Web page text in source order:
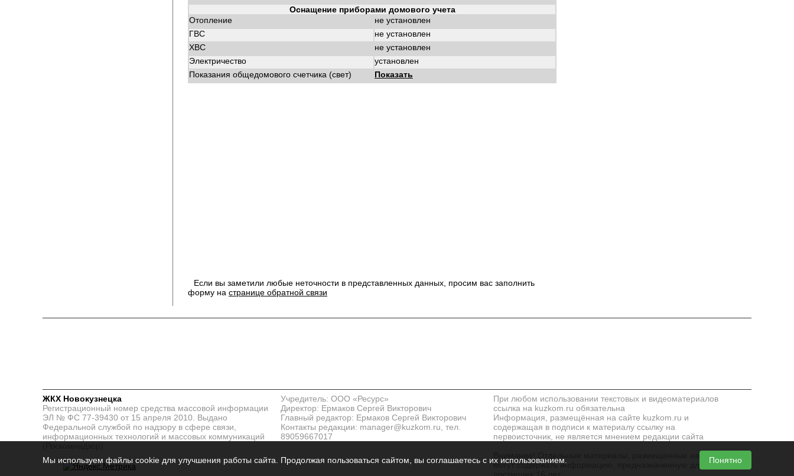
Оснащение приборами домового учета
Отопление
не установлен
ГВС
не установлен
ХВС
не установлен
Электричество
установлен
Показания общедомового счетчика (свет)
Показать
Если вы заметили любые неточности в представленных данных, просим вас заполнить
форму на странице обратной связи
ЖКХ Новокузнецка
Регистрационный номер средства массовой информации
ЭЛ № ФС 77-39430 от 15 апреля 2010. Выдано
Федеральной службой по надзору в сфере связи,
информационных технологий и массовых коммуникаций
Учредитель: ООО «Ресурс»
Директор: Ермаков Сергей Викторович
Главный редактор: Ермаков Сергей Викторович
Контакты редакции: manager@kuzkom.ru, тел.
89059667017
При любом использовании текстовых и видеоматериалов
ссылка на kuzkom.ru обязательна
Информация, размещённая на сайте kuzkom.ru и
содержащая в подписи к материалу ссылку на
первоисточник, не является мнением редакции сайта
Внимание! Отдельные материалы, размещенные на сайте,
могут содержать информацию, предназначенную для лиц,
Мы используем файлы cookie для улучшения работы сайта. Продолжая пользоваться сайтом, вы соглашаетесь с их использованием. Понятно